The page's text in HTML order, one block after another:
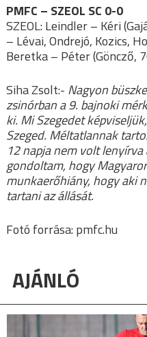
PMFC – SZEOL SC 0-0
SZEOL: Leindler – Kéri
– Lévai, Ondrejó, Kozics,
Beretka – Péter (Göncző,
Siha Zsolt:- Nagyon
zsinórban a 9. bajnoki
ki. Mi Szegedet
Szeged. Méltatlannak
12 napja nem volt
gondoltam, hogy
munkaerőhiány, hogy aki
tartani az állását.
Fotó forrása: pmfc.hu
AJÁNLÓ